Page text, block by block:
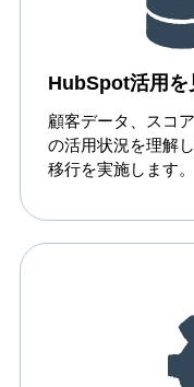
HubSpot活用を
顧客データ、スコ
の活用状況を理解
移行を実施します。